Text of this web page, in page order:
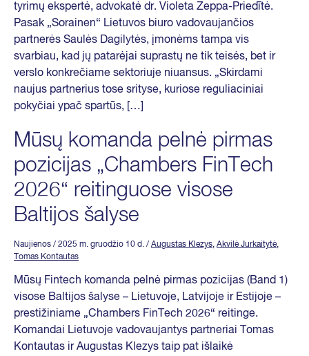
tyrimų ekspertė, advokatė dr. Violeta Zeppa-Priedītė.
Pasak „Sorainen“ Lietuvos biuro vadovaujančios
partnerės Saulės Dagilytės, įmonėms tampa vis
svarbiau, kad jų patarėjai suprastų ne tik teisės, bet ir
verslo konkrečiame sektoriuje niuansus. „Skirdami
naujus partnerius tose srityse, kuriose reguliaciniai
pokyčiai ypač spartūs, […]
Mūsų komanda pelnė pirmas
pozicijas „Chambers FinTech
2026“ reitinguose visose
Baltijos šalyse
Naujienos / 2025 m. gruodžio 10 d. / Augustas Klezys, Akvilė Jurkaitytė,
Tomas Kontautas
Mūsų Fintech komanda pelnė pirmas pozicijas (Band 1)
visose Baltijos šalyse – Lietuvoje, Latvijoje ir Estijoje –
prestižiniame „Chambers FinTech 2026“ reitinge.
Komandai Lietuvoje vadovaujantys partneriai Tomas
Kontautas ir Augustas Klezys taip pat išlaikė